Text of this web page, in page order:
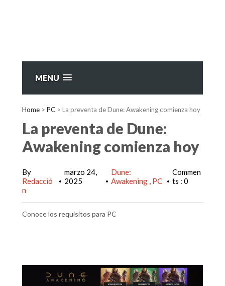
MENU
Home > PC > La preventa de Dune: Awakening comienza hoy
La preventa de Dune:
Awakening comienza hoy
By
Redacció
n
•
marzo 24,
2025
•
Dune:
Awakening PC •
Commen
ts : 0
Conoce los requisitos para PC